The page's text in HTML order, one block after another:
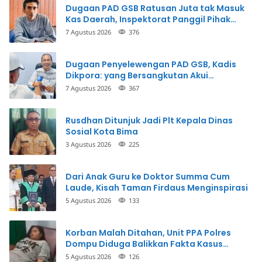
Dugaan PAD GSB Ratusan Juta tak Masuk
Kas Daerah, Inspektorat Panggil Pihak
Terkait
7 Agustus 2026 376
Dugaan Penyelewengan PAD GSB, Kadis
Dikpora: yang Bersangkutan Akui
Perbuatannya dan Siap Mengembalikan
7 Agustus 2026 367
Rusdhan Ditunjuk Jadi Plt Kepala Dinas
Sosial Kota Bima
3 Agustus 2026 225
Dari Anak Guru ke Doktor Summa Cum
Laude, Kisah Taman Firdaus Menginspirasi
5 Agustus 2026 133
Korban Malah Ditahan, Unit PPA Polres
Dompu Diduga Balikkan Fakta Kasus
Penganiayaan
5 Agustus 2026 126